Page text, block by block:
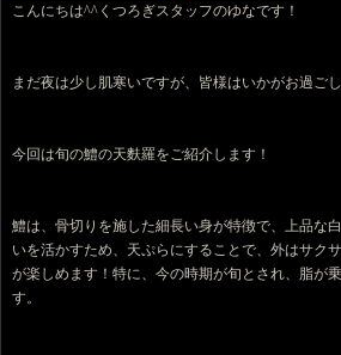
こんにちは^^くつろぎスタッフのゆなです！
まだ夜は少し肌寒いですが、皆様はいかがお過ご
今回は旬の鱧の天麩羅をご紹介します！
鱧は、骨切りを施した細長い身が特徴で、上品な
いを活かすため、天ぷらにすることで、外はサク
が楽しめます！特に、今の時期が旬とされ、脂が
す。